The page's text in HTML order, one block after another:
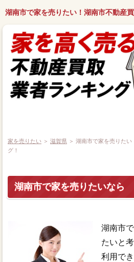
湖南市で家を売りたい！湖南市不動産
家を売りたい ＞ 滋賀県 ＞ 湖南市で家を売りた
グ！
湖南市で家を売りたいなら
湖南市
たいと
利用で